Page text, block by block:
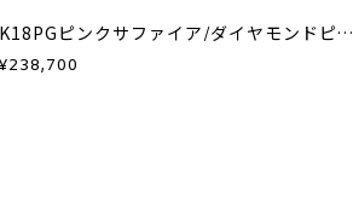
K18PGピンクサファイア/ダイヤモンドピアス
¥238,700